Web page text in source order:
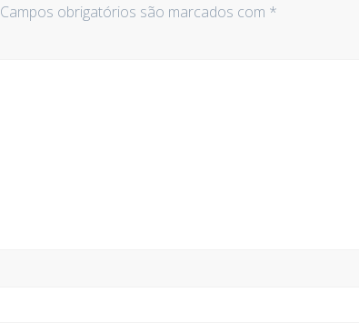
Campos obrigatórios são marcados com *